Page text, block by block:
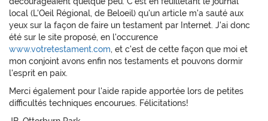
local (L'Oeil Régional, de Beloeil) qu'un article m'a sauté aux
yeux sur la façon de faire un testament par Internet. J'ai donc
été sur le site proposé, en l'occurence
www.votretestament.com, et c'est de cette façon que moi et
mon conjoint avons enfin nos testaments et pouvons dormir
l'esprit en paix.
Merci également pour l'aide rapide apportée lors de petites
difficultés techniques encourues. Félicitations!